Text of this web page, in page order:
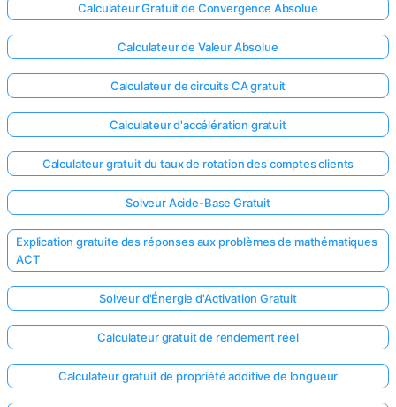
Calculateur Gratuit de Convergence Absolue
Calculateur de Valeur Absolue
Calculateur de circuits CA gratuit
Calculateur d'accélération gratuit
Calculateur gratuit du taux de rotation des comptes clients
Solveur Acide-Base Gratuit
Explication gratuite des réponses aux problèmes de mathématiques
ACT
Solveur d'Énergie d'Activation Gratuit
Calculateur gratuit de rendement réel
Calculateur gratuit de propriété additive de longueur